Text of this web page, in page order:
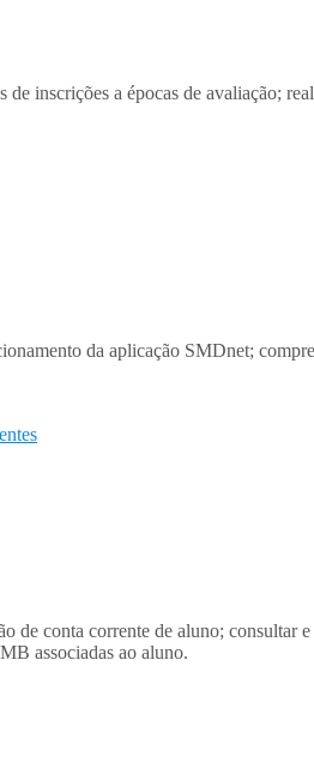
inscrições a épocas de avaliação;
da aplicação SMDnet;
conta corrente de aluno; consultar
associadas ao aluno.